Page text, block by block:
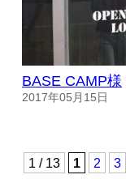
BASE CAMP様
2017年05月15日
1 / 13 1 2 3